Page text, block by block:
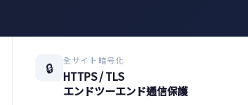
🔒 全サイト暗号化
HTTPS / TLS
エンドツーエンド通信保護